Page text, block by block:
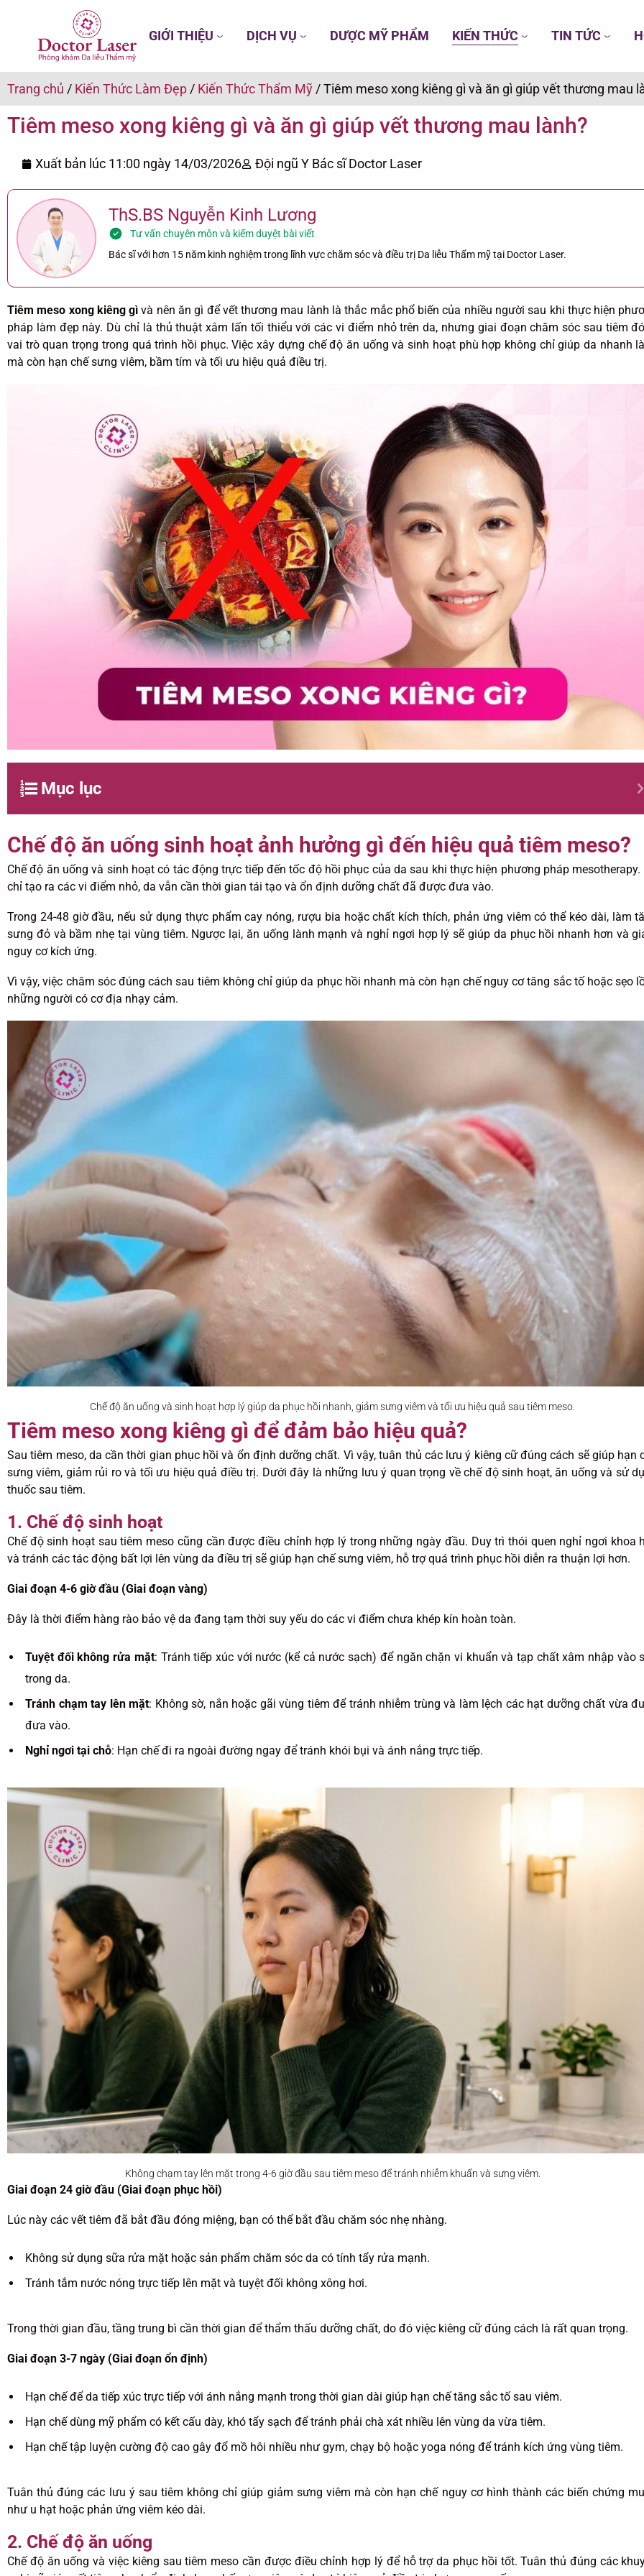
GIỚI THIỆU DỊCH VỤ DƯỢC MỸ PHẨM KIẾN THỨC TIN TỨC
Trang chủ / Kiến Thức Làm Đẹp / Kiến Thức Thẩm Mỹ /Tiêm meso xong kiêng gì và ăn gì giúp vết thương mau
Tiêm meso xong kiêng gì và ăn gì giúp vết thương mau lành?
Xuất bản lúc 11:00 ngày 14/03/2026 Đội ngũ Y Bác sĩ Doctor Laser
ThS.BS Nguyễn Kinh Lương
Tư vấn chuyên môn và kiểm duyệt bài viết
Bác sĩ với hơn 15 năm kinh nghiệm trong lĩnh vực chăm sóc và điều trị Da liễu Thẩm mỹ tại Doctor Laser.
Tiêm meso xong kiêng gì và nên ăn gì để vết thương mau lành là thắc mắc phổ biến của nhiều người sau khi thực hiện
pháp làm đẹp này. Dù chỉ là thủ thuật xâm lấn tối thiểu với các vi điểm nhỏ trên da, nhưng giai đoạn chăm sóc sau tiêm
vai trò quan trọng trong quá trình hồi phục. Việc xây dựng chế độ ăn uống và sinh hoạt phù hợp không chỉ giúp da nhanh
mà còn hạn chế sưng viêm, bầm tím và tối ưu hiệu quả điều trị.
Mục lục
Chế độ ăn uống sinh hoạt ảnh hưởng gì đến hiệu quả tiêm meso?
Chế độ ăn uống và sinh hoạt có tác động trực tiếp đến tốc độ hồi phục của da sau khi thực hiện phương pháp mesotherapy.
chỉ tạo ra các vi điểm nhỏ, da vẫn cần thời gian tái tạo và ổn định dưỡng chất đã được đưa vào.
Trong 24-48 giờ đầu, nếu sử dụng thực phẩm cay nóng, rượu bia hoặc chất kích thích, phản ứng viêm có thể kéo dài, làm
sưng đỏ và bầm nhẹ tại vùng tiêm. Ngược lại, ăn uống lành mạnh và nghỉ ngơi hợp lý sẽ giúp da phục hồi nhanh hơn và
nguy cơ kích ứng.
Vì vậy, việc chăm sóc đúng cách sau tiêm không chỉ giúp da phục hồi nhanh mà còn hạn chế nguy cơ tăng sắc tố hoặc sẹo
những người có cơ địa nhạy cảm.
Chế độ ăn uống và sinh hoạt hợp lý giúp da phục hồi nhanh, giảm sưng viêm và tối ưu hiệu quả sau tiêm meso.
Tiêm meso xong kiêng gì để đảm bảo hiệu quả?
Sau tiêm meso, da cần thời gian phục hồi và ổn định dưỡng chất. Vì vậy, tuân thủ các lưu ý kiêng cữ đúng cách sẽ giúp hạn
sưng viêm, giảm rủi ro và tối ưu hiệu quả điều trị. Dưới đây là những lưu ý quan trọng về chế độ sinh hoạt, ăn uống và sử
thuốc sau tiêm.
1. Chế độ sinh hoạt
Chế độ sinh hoạt sau tiêm meso cũng cần được điều chỉnh hợp lý trong những ngày đầu. Duy trì thói quen nghỉ ngơi khoa
và tránh các tác động bất lợi lên vùng da điều trị sẽ giúp hạn chế sưng viêm, hỗ trợ quá trình phục hồi diễn ra thuận lợi hơn.
Giai đoạn 4-6 giờ đầu (Giai đoạn vàng)
Đây là thời điểm hàng rào bảo vệ da đang tạm thời suy yếu do các vi điểm chưa khép kín hoàn toàn.
Tuyệt đối không rửa mặt: Tránh tiếp xúc với nước (kể cả nước sạch) để ngăn chặn vi khuẩn và tạp chất xâm nhập vào
trong da.
Tránh chạm tay lên mặt: Không sờ, nắn hoặc gãi vùng tiêm để tránh nhiễm trùng và làm lệch các hạt dưỡng chất vừa
đưa vào.
Nghỉ ngơi tại chỗ: Hạn chế đi ra ngoài đường ngay để tránh khói bụi và ánh nắng trực tiếp.
Không chạm tay lên mặt trong 4-6 giờ đầu sau tiêm meso để tránh nhiễm khuẩn và sưng viêm.
Giai đoạn 24 giờ đầu (Giai đoạn phục hồi)
Lúc này các vết tiêm đã bắt đầu đóng miệng, bạn có thể bắt đầu chăm sóc nhẹ nhàng.
Không sử dụng sữa rửa mặt hoặc sản phẩm chăm sóc da có tính tẩy rửa mạnh.
Tránh tắm nước nóng trực tiếp lên mặt và tuyệt đối không xông hơi.
Trong thời gian đầu, tầng trung bì cần thời gian để thẩm thấu dưỡng chất, do đó việc kiêng cữ đúng cách là rất quan trọng.
Giai đoạn 3-7 ngày (Giai đoạn ổn định)
Hạn chế để da tiếp xúc trực tiếp với ánh nắng mạnh trong thời gian dài giúp hạn chế tăng sắc tố sau viêm.
Hạn chế dùng mỹ phẩm có kết cấu dày, khó tẩy sạch để tránh phải chà xát nhiều lên vùng da vừa tiêm.
Hạn chế tập luyện cường độ cao gây đổ mồ hôi nhiều như gym, chạy bộ hoặc yoga nóng để tránh kích ứng vùng tiêm.
Tuân thủ đúng các lưu ý sau tiêm không chỉ giúp giảm sưng viêm mà còn hạn chế nguy cơ hình thành các biến chứng
như u hạt hoặc phản ứng viêm kéo dài.
2. Chế độ ăn uống
Chế độ ăn uống và việc kiêng sau tiêm meso cần được điều chỉnh hợp lý để hỗ trợ da phục hồi tốt. Tuân thủ đúng các